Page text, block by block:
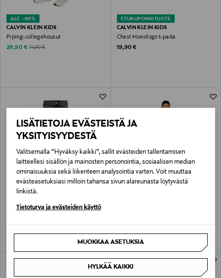
LISÄTIETOJA EVÄSTEISTÄ JA
YKSITYISYYDESTÄ
Valitsemalla “Hyväksy kaikki”, sallit evästeiden tallentamisen
laitteellesi sisällön ja mainosten personointia, sosiaalisen median
ominaisuuksia sekä liikenteen analysointia varten. Voit muuttaa
evästeasetuksiasi milloin tahansa sivun alareunasta löytyvästä
linkistä.
Tietoturva ja evästeiden käyttö
MUOKKAA ASETUKSIA
HYLKÄÄ KAIKKI
ALE –60%
CALVIN KLEIN KIDS
Piping-collegehousut
Discounted Price
29,90 € Original Price
74,90 €
ETUKUPONKITUOTE
CALVIN KLEIN KIDS
Chest Monologo t-paita
Original Price
19,90 €
ALE –60%
CALVIN KLEIN KIDS
Discounted Price
33,90 € Original Price
84,90 €
ETUKUPONKITUOTE